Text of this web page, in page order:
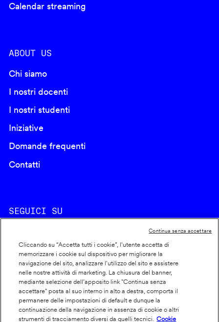
Calendar streaming
ABOUT US
Chi siamo
I nostri docenti
I nostri studenti
Iniziative
Domande frequenti
Contatti
SEGUICI SU
Footer
info
Cookie policy
Dichiarazione di accessibilità
Privacy
Cliccando su “Accetta tutti i cookie”, l'utente accetta di
memorizzare i cookie sul dispositivo per migliorare la
navigazione del sito, analizzare l'utilizzo del sito e assistere
nelle nostre attività di marketing. La chiusura del banner,
mediante selezione dell’apposito link "Continua senza
accettare" posta al suo interno in alto a destra, comporta il
permanere delle impostazioni di default e dunque la
continuazione della navigazione in assenza di cookie o altri
strumenti di tracciamento diversi da quelli tecnici.
Cookie
Continua senza accettare